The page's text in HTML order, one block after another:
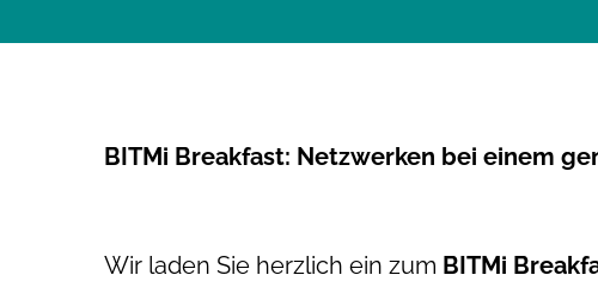
BITMi Breakfast: Netzwerken bei einem
Wir laden Sie herzlich ein zum BITMi